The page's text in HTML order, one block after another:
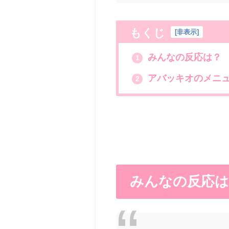
もくじ [非表示]
1 みんなの反応は？
2 アバッキオのメニ
みんなの反応は